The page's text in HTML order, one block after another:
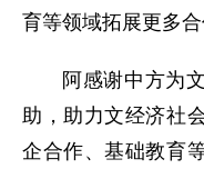
育等领域拓展更多合
阿感谢中方为
助，助力文经济社
企合作、基础教育